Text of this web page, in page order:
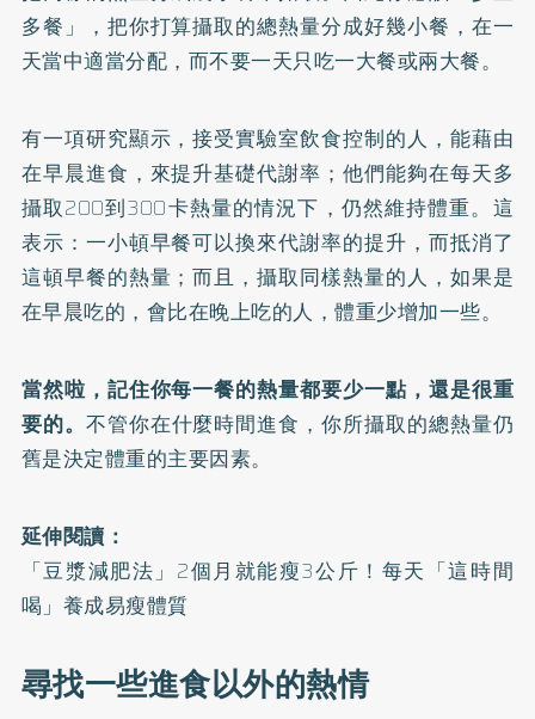
多餐」，把你打算攝取的總熱量分成好幾小餐，在一
天當中適當分配，而不要一天只吃一大餐或兩大餐。
有一項研究顯示，接受實驗室飲食控制的人，能藉由
在早晨進食，來提升基礎代謝率；他們能夠在每天多
攝取200到300卡熱量的情況下，仍然維持體重。這
表示：一小頓早餐可以換來代謝率的提升，而抵消了
這頓早餐的熱量；而且，攝取同樣熱量的人，如果是
在早晨吃的，會比在晚上吃的人，體重少增加一些。
當然啦，記住你每一餐的熱量都要少一點，還是很重
要的。 不管你在什麼時間進食，你所攝取的總熱量仍
舊是決定體重的主要因素。
延伸閱讀：
「豆漿減肥法」2個月就能瘦3公斤！每天「這時間
喝」養成易瘦體質
尋找一些進食以外的熱情